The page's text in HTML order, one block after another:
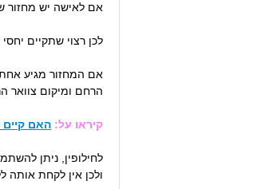
אם לאישה יש מחזור של 30 ימים, היא תיקח 12-16 ימים אחורה ותבין כי בייצה בין היום
לכן רצוי שתקיים יחסי מין בין היום ה-11 למחזור (11 יום לאחר יומה הראשון של הווסת) ועד
אם המחזור מגיע
הרחם ומיקום צוואר
קיראו על: האם קיים
לחילופין, ניתן
ולכן אין לקחת אותה